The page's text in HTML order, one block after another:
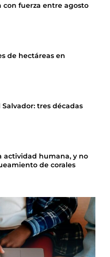
con fuerza entre agosto
de hectáreas en
tres décadas
actividad humana, y no
de corales